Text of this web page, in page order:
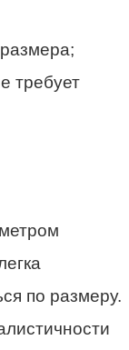
требует
по размеру.